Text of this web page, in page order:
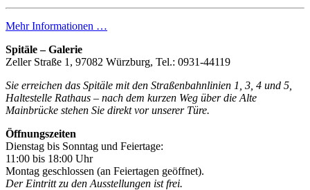
Mehr Informationen …
Spitäle – Galerie
Zeller Straße 1, 97082 Würzburg, Tel.: 0931-44119
Sie erreichen das Spitäle mit den Straßenbahnlinien 1, 3, 4 und 5,
Haltestelle Rathaus – nach dem kurzen Weg über die Alte
Mainbrücke stehen Sie direkt vor unserer Türe.
Öffnungszeiten
Dienstag bis Sonntag und Feiertage:
11:00 bis 18:00 Uhr
Montag geschlossen (an Feiertagen geöffnet).
Der Eintritt zu den Ausstellungen ist frei.